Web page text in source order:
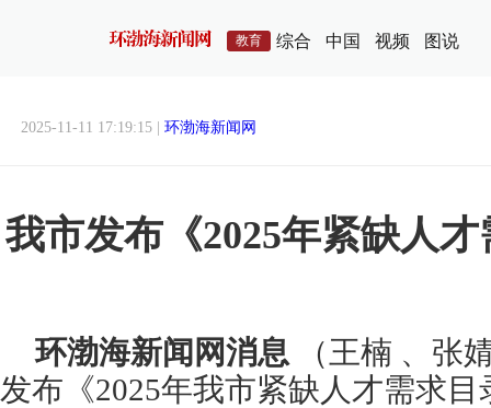
教育 综合 中国 视频 图说
2025-11-11 17:19:15 | 环渤海新闻网
我市发布《2025年紧缺人
环渤海新闻网消息 （王楠 、张
发布《2025年我市紧缺人才需求